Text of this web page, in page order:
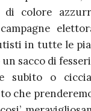
di colore
in tutte le
sacco di
subito o
che